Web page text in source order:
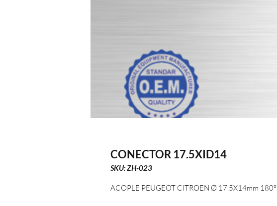
CONECTOR 17.5XID14
SKU: ZH-023
ACOPLE PEUGEOT CITROEN Ø 17.5X14mm 180°